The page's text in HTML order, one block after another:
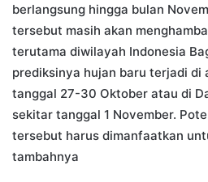
berlangsung hingga bulan
tersebut masih akan
terutama diwilayah Indonesia
prediksinya hujan baru terjadi di
tanggal 27-30 Oktober atau di
sekitar tanggal 1 November.
tersebut harus dimanfaatkan
tambahnya